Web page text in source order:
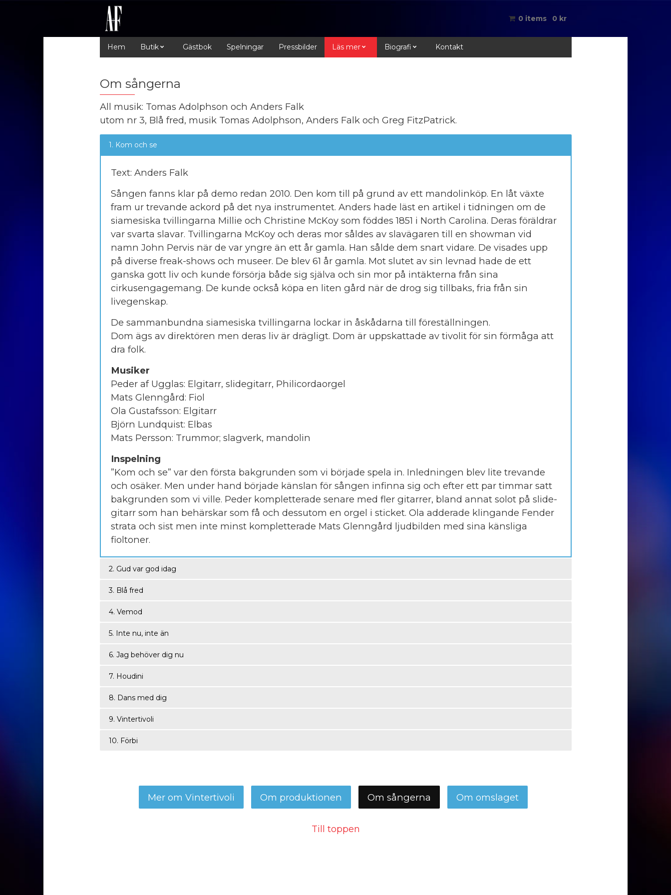
0 items 0 kr
Hem Butik Gästbok Spelningar Pressbilder Läs mer Biografi Kontakt
Om sångerna
All musik: Tomas Adolphson och Anders Falk
utom nr 3, Blå fred, musik Tomas Adolphson, Anders Falk och Greg FitzPatrick.
1. Kom och se
Text: Anders Falk
Sången fanns klar på demo redan 2010. Den kom till på grund av ett mandolinköp. En låt växte
fram ur trevande ackord på det nya instrumentet. Anders hade läst en artikel i tidningen om de
siamesiska tvillingarna Millie och Christine McKoy som föddes 1851 i North Carolina. Deras föräldrar
var svarta slavar. Tvillingarna McKoy och deras mor såldes av slavägaren till en showman vid
namn John Pervis när de var yngre än ett år gamla. Han sålde dem snart vidare. De visades upp
på diverse freak-shows och museer. De blev 61 år gamla. Mot slutet av sin levnad hade de ett
ganska gott liv och kunde försörja både sig själva och sin mor på intäkterna från sina
cirkusengagemang. De kunde också köpa en liten gård när de drog sig tillbaks, fria från sin
livegenskap.
De sammanbundna siamesiska tvillingarna lockar in åskådarna till föreställningen.
Dom ägs av direktören men deras liv är drägligt. Dom är uppskattade av tivolit för sin förmåga att
dra folk.
Musiker
Peder af Ugglas: Elgitarr, slidegitarr, Philicordaorgel
Mats Glenngård: Fiol
Ola Gustafsson: Elgitarr
Björn Lundquist: Elbas
Mats Persson: Trummor; slagverk, mandolin
Inspelning
”Kom och se” var den första bakgrunden som vi började spela in. Inledningen blev lite trevande
och osäker. Men under hand började känslan för sången infinna sig och efter ett par timmar satt
bakgrunden som vi ville. Peder kompletterade senare med fler gitarrer, bland annat solot på slide-
gitarr som han behärskar som få och dessutom en orgel i sticket. Ola adderade klingande Fender
strata och sist men inte minst kompletterade Mats Glenngård ljudbilden med sina känsliga
fioltoner.
2. Gud var god idag
3. Blå fred
4. Vemod
5. Inte nu, inte än
6. Jag behöver dig nu
7. Houdini
8. Dans med dig
9. Vintertivoli
10. Förbi
Mer om Vintertivoli Om produktionen Om sångerna Om omslaget
Till toppen